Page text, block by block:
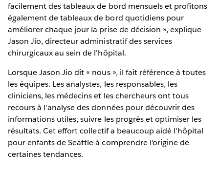
facilement des tableaux de bord mensuels et profitons
également de tableaux de bord quotidiens pour
améliorer chaque jour la prise de décision », explique
Jason Jio, directeur administratif des services
chirurgicaux au sein de l'hôpital.
Lorsque Jason Jio dit « nous », il fait référence à toutes
les équipes. Les analystes, les responsables, les
cliniciens, les médecins et les chercheurs ont tous
recours à l'analyse des données pour découvrir des
informations utiles, suivre les progrès et optimiser les
résultats. Cet effort collectif a beaucoup aidé l'hôpital
pour enfants de Seattle à comprendre l'origine de
certaines tendances.